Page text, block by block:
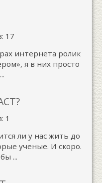
17
интернета ролик
я в них просто
1
ли у нас жить до
ученые. И скоро.
...